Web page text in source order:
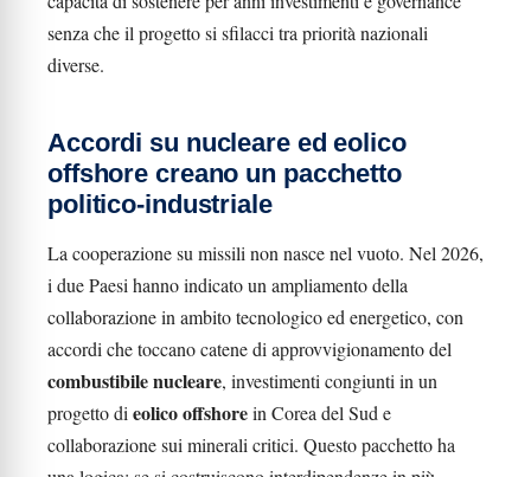
senza che il progetto si sfilacci tra priorità nazionali
diverse.
Accordi su nucleare ed eolico
offshore creano un pacchetto
politico-industriale
La cooperazione su missili non nasce nel vuoto. Nel 2026,
i due Paesi hanno indicato un ampliamento della
collaborazione in ambito tecnologico ed energetico, con
accordi che toccano catene di approvvigionamento del
combustibile nucleare, investimenti congiunti in un
progetto di eolico offshorein Corea del Sud e
collaborazione sui minerali critici. Questo pacchetto ha